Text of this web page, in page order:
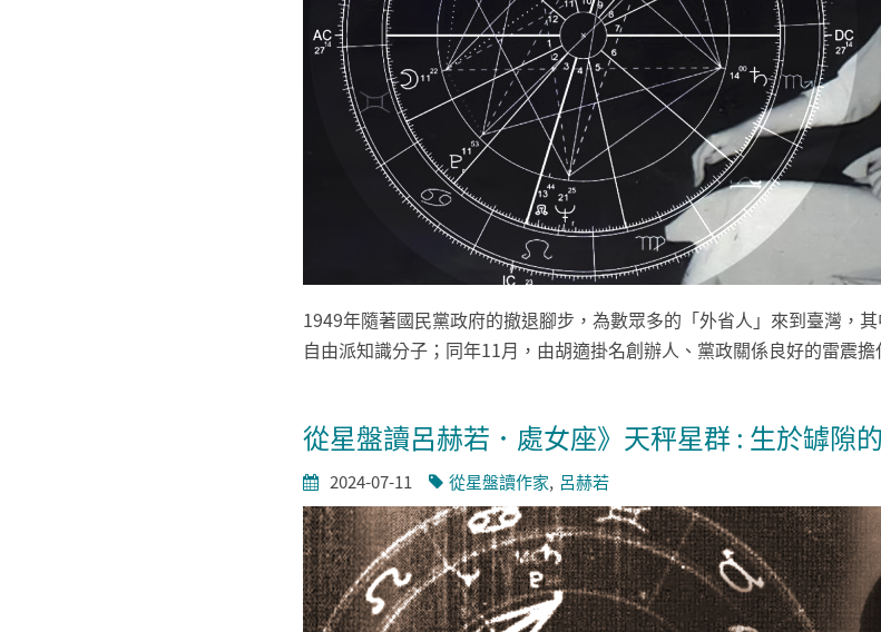
1949年隨著國民黨政府的撤退腳步，為數眾多的「外省人」來到臺灣，
自由派知識分子；同年11月，由胡適掛名創辦人、黨政關係良好的雷震
從星盤讀呂赫若．處女座》天秤星群 : 生於罅隙
2024-07-11 從星盤讀作家 呂赫若